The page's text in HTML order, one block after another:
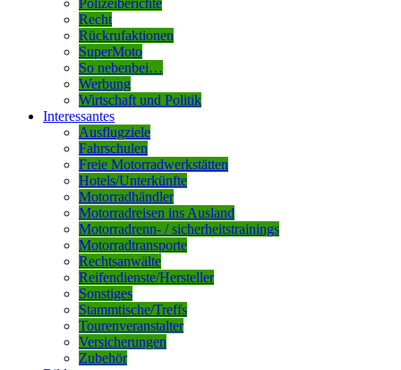
Recht
Rückrufaktionen
SuperMoto
So nebenbei…
Werbung
Wirtschaft und Politik
Interessantes
Ausflugziele
Fahrschulen
Freie Motorradwerkstätten
Hotels/Unterkünfte
Motorradhändler
Motorradreisen ins Ausland
Motorradrenn- / sicherheitstrainings
Motorradtransporte
Rechtsanwälte
Reifendienste/Hersteller
Sonstiges
Stammtische/Treffs
Tourenveranstalter
Versicherungen
Zubehör